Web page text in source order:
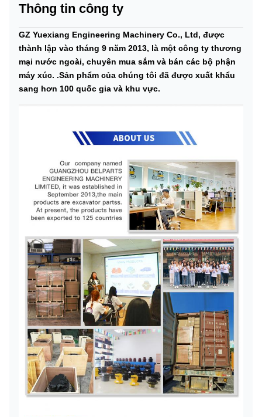
Thông tin công ty
GZ Yuexiang Engineering Machinery Co., Ltd, được
thành lập vào tháng 9 năm 2013, là một công ty thương
mại nước ngoài, chuyên mua sắm và bán các bộ phận
máy xúc. .Sản phẩm của chúng tôi đã được xuất khẩu
sang hơn 100 quốc gia và khu vực.